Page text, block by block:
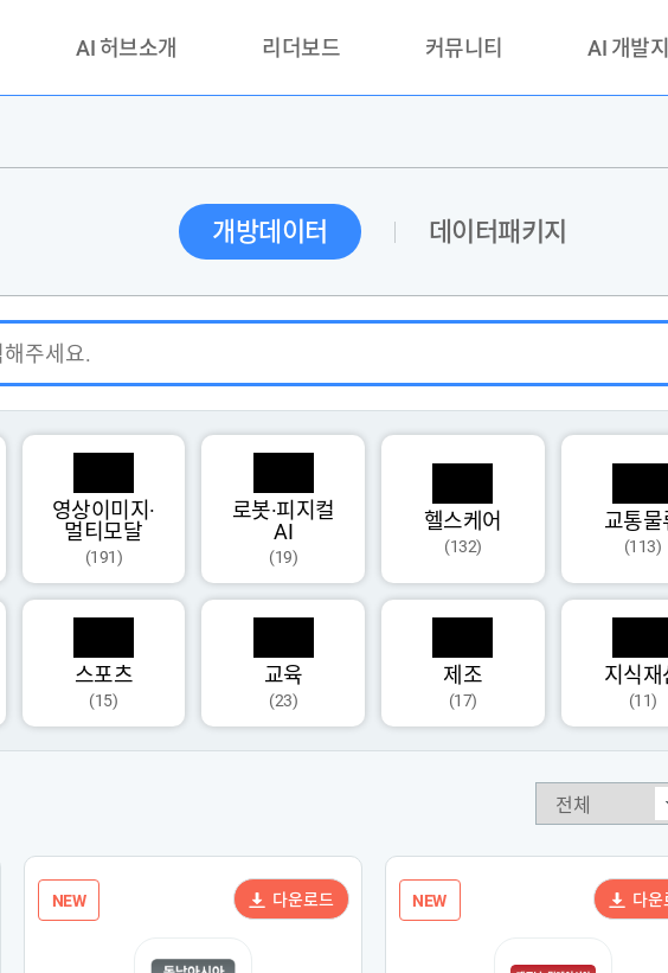
AI 허브소개
안심존이란?
리더보드 커뮤니티
활용성과 우수사례
품질가이드
AI 개발
개방데이터 데이터패키지
영상이미지·
멀티모달
(191)
로봇·피지컬
AI
(19)
헬스케어
(132)
교통물
(113)
스포츠
(15)
교육
(23)
제조
(17)
지식재
(11)
NEW 다운로드 NEW 다운